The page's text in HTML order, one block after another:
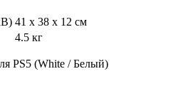
41 x 38 x 12 см
4.5 кг
PS5 (White / Белый)